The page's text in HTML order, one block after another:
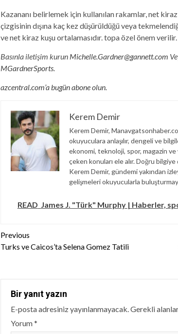
Kazananı belirlemek için kullanılan rakamlar, net
çizgisinin dışına kaç kez düşürüldüğü veya
ve net kiraz kuşu ortalamasıdır. topa özel önem verilir.
Basınla iletişim kurun Michelle.Gardner@gannett.com
MGardnerSports.
azcentral.com’a bugün abone olun.
Kerem Demir
Kerem Demir,
okuyuculara anlaşılır, dengeli ve
ekonomi, teknoloji, spor, magazin ve
çeken konuları ele alır. Doğru bilgiye
Kerem Demir, gündemi yakından
gelişmeleri okuyucularla
READ James J. "Türk" Murphy | Haberler,
Continue
Reading
Previous
Turks ve Caicos’ta Selena Gomez Tatili
Bir yanıt yazın
E-posta adresiniz yayınlanmayacak.Gerekli
Yorum*